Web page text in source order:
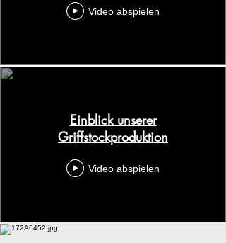
Video abspielen
Einblick unserer
Griffstockproduktion
Video abspielen